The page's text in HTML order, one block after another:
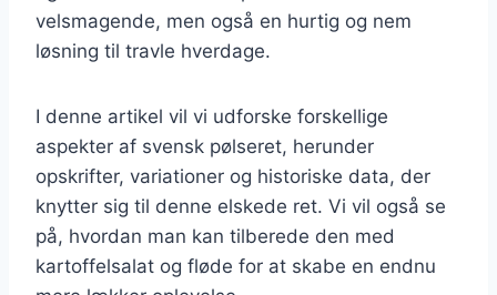
velsmagende, men også en hurtig og nem
løsning til travle hverdage.
I denne artikel vil vi udforske forskellige
aspekter af svensk pølseret, herunder
opskrifter, variationer og historiske data, der
knytter sig til denne elskede ret. Vi vil også se
på, hvordan man kan tilberede den med
kartoffelsalat og fløde for at skabe en endnu